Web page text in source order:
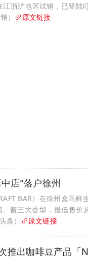
浙沪地区试销，已登
）
原文链接
店”落户徐州
BAR）在徐州盒马
酱三大香型，最低售
条）
原文链接
出咖啡豆产品「